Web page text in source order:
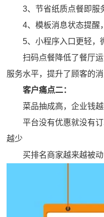
3、节省纸质点餐即服
4、模板消息状态提醒
5、小程序入口更轻，
扫码点餐降低了餐厅运
服务水平，提升了顾客的
客户痛点二：
菜品抽成高，企业钱越
平台没有优惠就没有订
越少
买排名商家越来越被动